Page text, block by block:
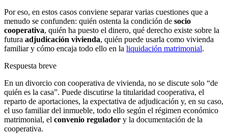
Por eso, en estos casos conviene separar varias cuestiones que a
menudo se confunden: quién ostenta la condición de socio
cooperativa, quién ha puesto el dinero, qué derecho existe sobre la
futura adjudicación vivienda, quién puede usarla como vivienda
familiar y cómo encaja todo ello en la liquidación matrimonial.
Respuesta breve
En un divorcio con cooperativa de vivienda, no se discute solo “de
quién es la casa”. Puede discutirse la titularidad cooperativa, el
reparto de aportaciones, la expectativa de adjudicación y, en su caso,
el uso familiar del inmueble, todo ello según el régimen económico
matrimonial, el convenio regulador y la documentación de la
cooperativa.